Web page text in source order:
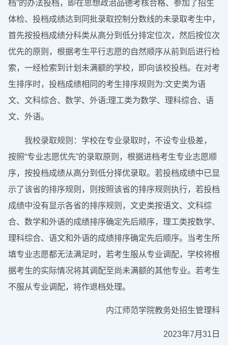
档”的办法投档，即在思想政治品德考核合格、参加了招生
体检、投档成绩达到同批录取控制分数线的未录取考生中，
首先按投档成绩分科类从高分到低分排定位次，然后按位次
优先的原则，根据考生平行志愿的自然顺序从前到后进行检
索，一经检索到计划未满额的学校，即向该校投档。在对考
生排序时，投档成绩相同的考生排序规则为:文史类为语
文、文科综合、数学、外语;理工类为数学、理科综合、语
文、外语。
我校录取规则：学校在专业录取时，不设专业极差，
按照“专业志愿优先”的录取原则，根据进档考生专业志愿顺
序，按投档成绩从高分到低分择优录取。若投档成绩中已显
示了该省的排序规则，则按照该省的排序规则执行，若投档
成绩中没有显示各省的排序规则，文史类按语文、文科综
合、数学和外语的成绩排序确定先后顺序，理工类按数学、
理科综合、语文和外语的成绩排序确定先后顺序。当考生所
填专业志愿都无法满足时，若考生服从专业调配，学校将根
据考生的实际情况将其调配至尚未满额的其他专业。若考生
不服从专业调配，将作退档处理。
内江师范学院教务处招生管理科
2023年7月31日